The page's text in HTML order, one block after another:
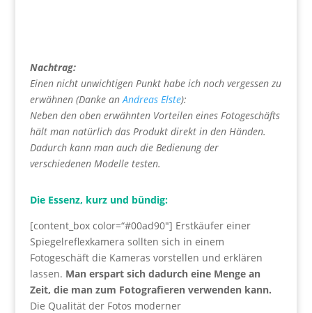
Nachtrag:
Einen nicht unwichtigen Punkt habe ich noch vergessen zu
erwähnen (Danke anAndreas Elste):
Neben den oben erwähnten Vorteilen eines Fotogeschäfts
hält man natürlich das Produkt direkt in den Händen.
Dadurch kann man auch die Bedienung der
verschiedenen Modelle testen.
Die Essenz, kurz und bündig:
[content_box color=“#00ad90″] Erstkäufer einer
Spiegelreflexkamera sollten sich in einem
Fotogeschäft die Kameras vorstellen und erklären
lassen. Man erspart sich dadurch eine Menge an
Zeit, die man zum Fotografieren verwenden kann.
Die Qualität der Fotos moderner